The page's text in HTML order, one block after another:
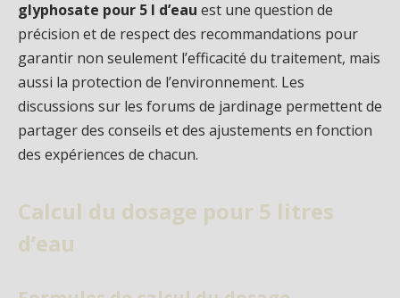
glyphosate pour 5 l d’eau est une question de
précision et de respect des recommandations pour
garantir non seulement l’efficacité du traitement, mais
aussi la protection de l’environnement. Les
discussions sur les forums de jardinage permettent de
partager des conseils et des ajustements en fonction
des expériences de chacun.
Calcul du dosage pour 5 litres
d’eau